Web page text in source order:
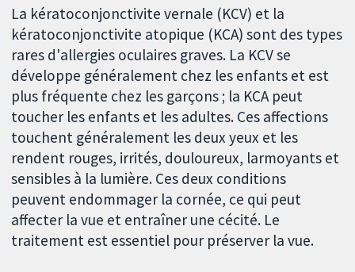
La kératoconjonctivite vernale (KCV) et la
kératoconjonctivite atopique (KCA) sont des types
rares d'allergies oculaires graves. La KCV se
développe généralement chez les enfants et est
plus fréquente chez les garçons ; la KCA peut
toucher les enfants et les adultes. Ces affections
touchent généralement les deux yeux et les
rendent rouges, irrités, douloureux, larmoyants et
sensibles à la lumière. Ces deux conditions
peuvent endommager la cornée, ce qui peut
affecter la vue et entraîner une cécité. Le
traitement est essentiel pour préserver la vue.